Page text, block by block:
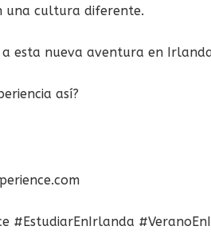
una cultura diferente.
a esta nueva aventura en
así?
#EstudiarEnIrlanda